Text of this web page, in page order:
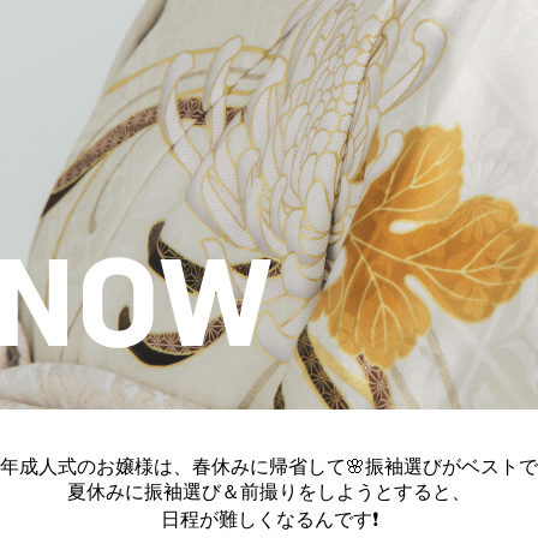
成人式のお嬢様は、春休みに帰省して🌸振袖選びがベスト
夏休みに振袖選び＆前撮りをしようとすると、
日程が難しくなるんです❗